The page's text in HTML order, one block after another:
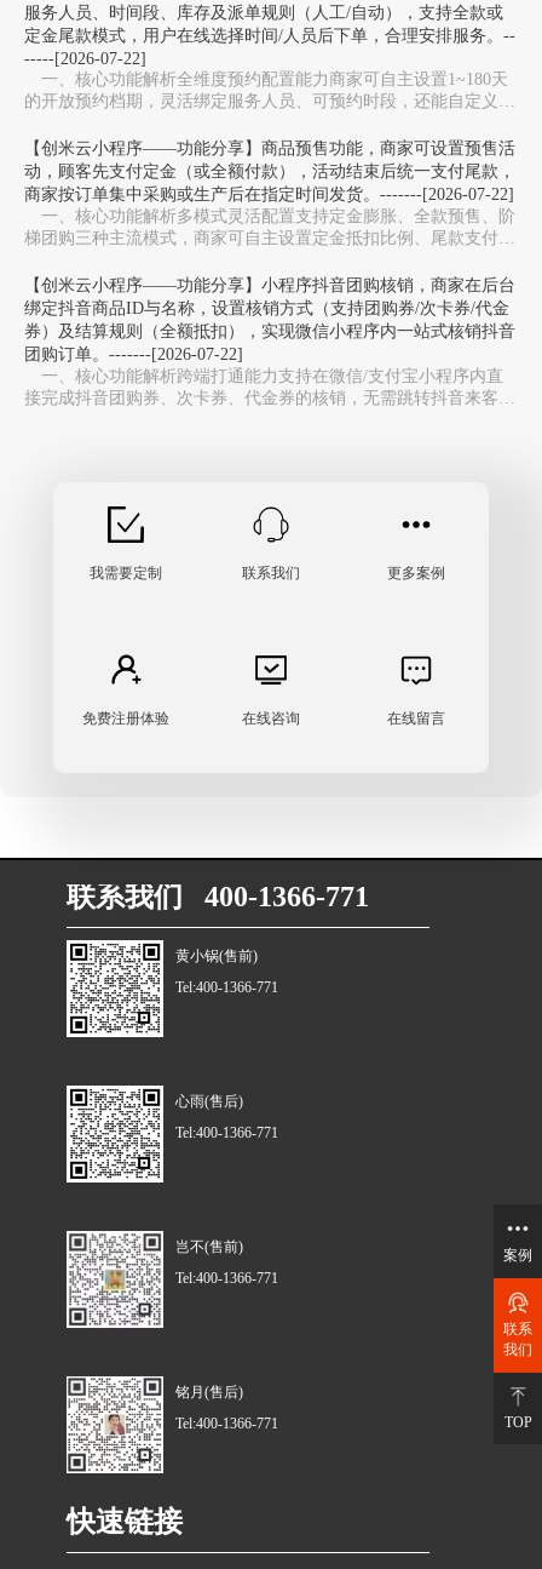
服务人员、时间段、库存及派单规则（人工/自动），支持全款或
定金尾款模式，用户在线选择时间/人员后下单，合理安排服务。--
-----[2026-07-22]
一、核心功能解析全维度预约配置能力‌商家可自主设置1~180天
的开放预约档期，灵活绑定服务人员、可预约时段，还能自定义服
【创米云小程序——功能分享】商品预售功能，商家可设置预售活
动，顾客先支付定金（或全额付款），活动结束后统一支付尾款，
商家按订单集中采购或生产后在指定时间发货。-------[2026-07-22]
一、核心功能解析多模式灵活配置‌支持定金膨胀、全款预售、阶
梯团购三种主流模式，商家可自主设置定金抵扣比例、尾款支付周
【创米云小程序——功能分享】小程序抖音团购核销，商家在后台
绑定抖音商品ID与名称，设置核销方式（支持团购券/次卡券/代金
券）及结算规则（全额抵扣），实现微信小程序内一站式核销抖音
团购订单。-------[2026-07-22]
一、核心功能解析跨端打通能力‌支持在微信/支付宝小程序内直
接完成抖音团购券、次卡券、代金券的核销，无需跳转抖音来客
我需要定制 联系我们 更多案例
免费注册体验 在线咨询 在线留言
快速链接
联系我们 400-1366-771
黄小锅(售前)
Tel:400-1366-771
心雨(售后)
Tel:400-1366-771
岂不(售前)
Tel:400-1366-771
铭月(售后)
Tel:400-1366-771
案例
联系
我们
TOP